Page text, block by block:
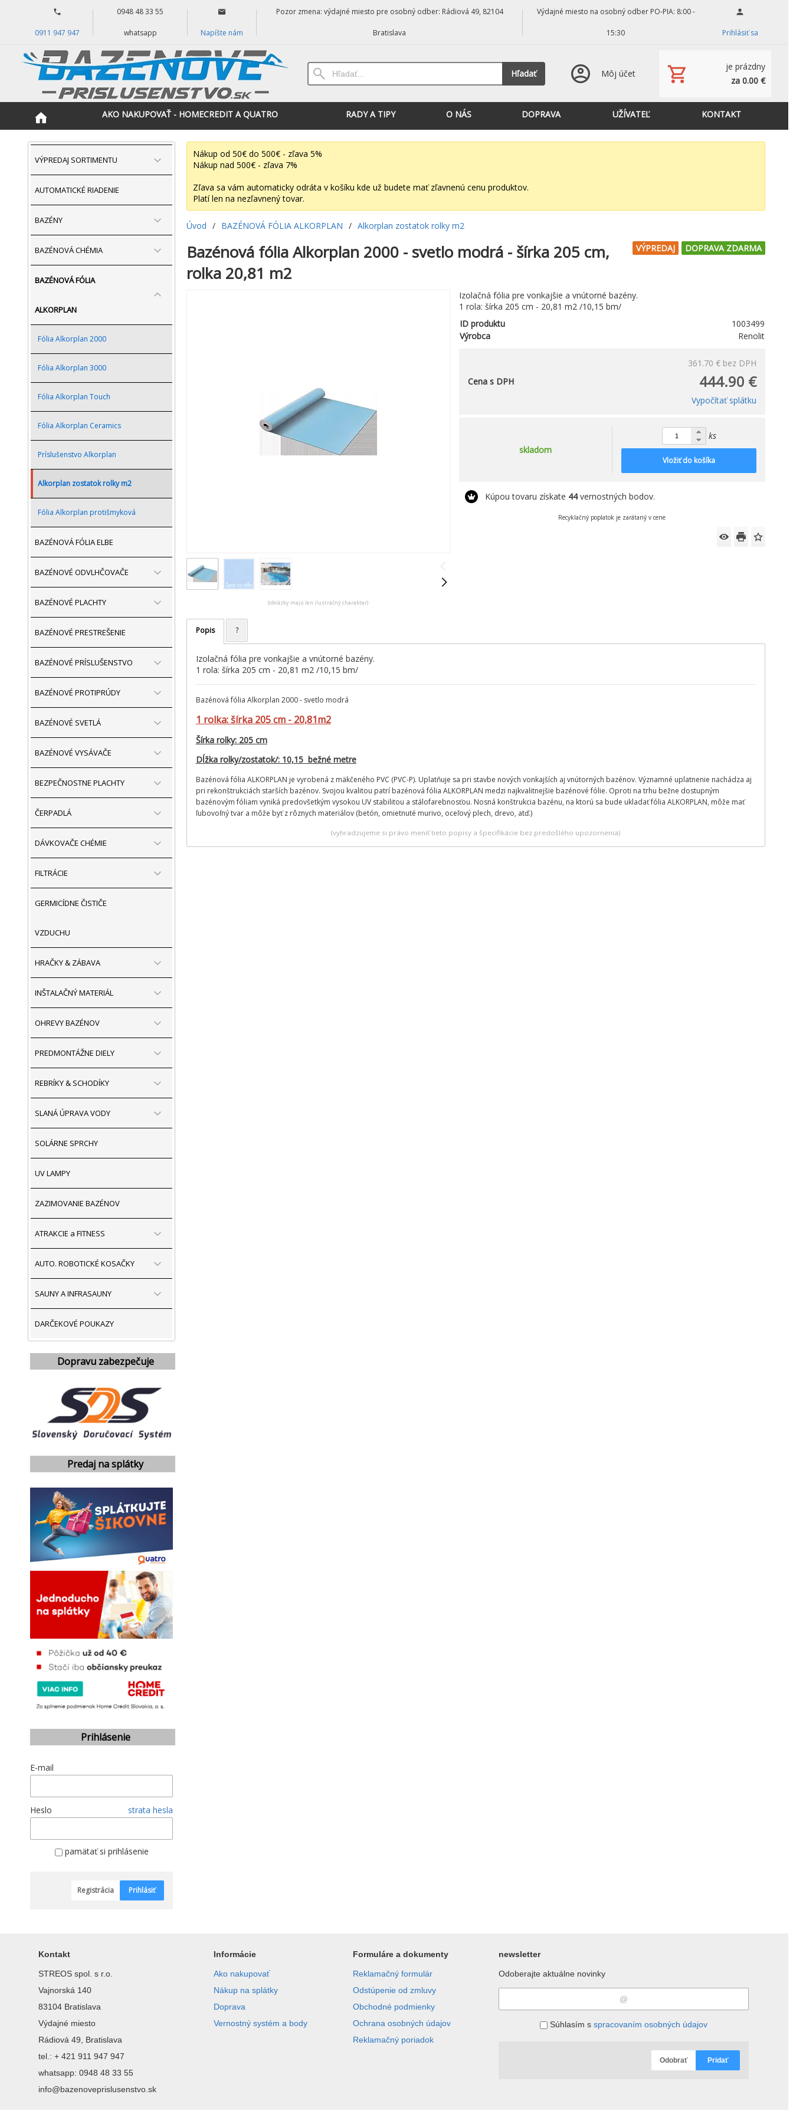
0911 947 947
0948 48 33 55
whatsapp Napíšte nám
Pozor zmena: výdajné miesto pre osobný odber: Rádiová 49, 82104
Bratislava
Výdajné miesto na osobný odber PO-PIA: 8:00 -
15:30 Prihlásiť sa
Hľadať Môj účet
je prázdny
za 0.00 €
AKO NAKUPOVAŤ - HOMECREDIT A QUATRO RADY A TIPY O NÁS DOPRAVA UŽÍVATEĽ KONTAKT
VÝPREDAJ SORTIMENTU
AUTOMATICKÉ RIADENIE
BAZÉNY
BAZÉNOVÁ CHÉMIA
BAZÉNOVÁ FÓLIA
ALKORPLAN
Fólia Alkorplan 2000
Fólia Alkorplan 3000
Fólia Alkorplan Touch
Fólia Alkorplan Ceramics
Príslušenstvo Alkorplan
Alkorplan zostatok rolky m2
Fólia Alkorplan protišmyková
BAZÉNOVÁ FÓLIA ELBE
BAZÉNOVÉ ODVLHČOVAČE
BAZÉNOVÉ PLACHTY
BAZÉNOVÉ PRESTREŠENIE
BAZÉNOVÉ PRÍSLUŠENSTVO
BAZÉNOVÉ PROTIPRÚDY
BAZÉNOVÉ SVETLÁ
BAZÉNOVÉ VYSÁVAČE
BEZPEČNOSTNE PLACHTY
ČERPADLÁ
DÁVKOVAČE CHÉMIE
FILTRÁCIE
GERMICÍDNE ČISTIČE
VZDUCHU
HRAČKY & ZÁBAVA
INŠTALAČNÝ MATERIÁL
OHREVY BAZÉNOV
PREDMONTÁŽNE DIELY
REBRÍKY & SCHODÍKY
SLANÁ ÚPRAVA VODY
SOLÁRNE SPRCHY
UV LAMPY
ZAZIMOVANIE BAZÉNOV
ATRAKCIE a FITNESS
AUTO. ROBOTICKÉ KOSAČKY
SAUNY A INFRASAUNY
DARČEKOVÉ POUKAZY
Dopravu zabezpečuje
Predaj na splátky
Prihlásenie
E-mail
Heslo strata hesla
pamätať si prihlásenie
Registrácia Prihlásiť
Nákup od 50€ do 500€ - zľava 5%
Nákup nad 500€ - zľava 7%
Zľava sa vám automaticky odráta v košíku kde už budete mať zľavnenú cenu produktov.
Platí len na nezľavnený tovar.
Úvod / BAZÉNOVÁ FÓLIA ALKORPLAN / Alkorplan zostatok rolky m2
DOPRAVA ZDARMA
VÝPREDAJ
Bazénová fólia Alkorplan 2000 - svetlo modrá - šírka 205 cm,
rolka 20,81 m2
(obrázky majú len ilustračný charakter)
Izolačná fólia pre vonkajšie a vnútorné bazény.
1 rola: šírka 205 cm - 20,81 m2 /10,15 bm/
ID produktu
1003499
Výrobca
Renolit
361.70 € bez DPH
444.90 €
Cena s DPH
Vypočítať splátku
skladom
ks
Vložiť do košíka
Kúpou tovaru získate 44vernostných bodov.
Recyklačný poplatok je zarátaný v cene
Popis ?
Izolačná fólia pre vonkajšie a vnútorné bazény.
1 rola: šírka 205 cm - 20,81 m2 /10,15 bm/
Bazénová fólia Alkorplan 2000 - svetlo modrá
1 rolka: šírka 205 cm - 20,81m2
Šírka rolky: 205 cm
Dĺžka rolky/zostatok/: 10,15 bežné metre
Bazénová fólia ALKORPLAN je vyrobená z mäkčeného PVC (PVC-P). Uplatňuje sa pri stavbe nových vonkajších aj vnútorných bazénov. Významné uplatnenie nachádza aj
pri rekonštrukciách starších bazénov. Svojou kvalitou patrí bazénová fólia ALKORPLAN medzi najkvalitnejšie bazénové fólie. Oproti na trhu bežne dostupným
bazénovým fóliam vyniká predovšetkým vysokou UV stabilitou a stálofarebnosťou. Nosná konštrukcia bazénu, na ktorú sa bude ukladať fólia ALKORPLAN, môže mať
ľubovoľný tvar a môže byť z rôznych materiálov (betón, omietnuté murivo, oceľový plech, drevo, atď.)
(vyhradzujeme si právo meniť tieto popisy a špecifikácie bez predošlého upozornenia)
Kontakt
STREOS spol. s r.o.
Vajnorská 140
83104 Bratislava
Výdajné miesto
Rádiová 49, Bratislava
tel.: + 421 911 947 947
whatsapp: 0948 48 33 55
info@bazenoveprislusenstvo.sk
Informácie
Ako nakupovať
Nákup na splátky
Doprava
Vernostný systém a body
Formuláre a dokumenty
Reklamačný formulár
Odstúpenie od zmluvy
Obchodné podmienky
Ochrana osobných údajov
Reklamačný poriadok
newsletter
Odoberajte aktuálne novinky
Súhlasím s spracovaním osobných údajov
Odobrať Pridať